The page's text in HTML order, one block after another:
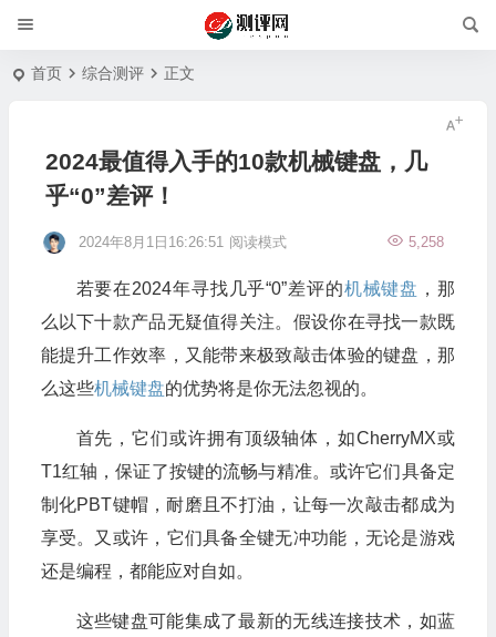
首页 综合测评 正文
2024最值得入手的10款机械键盘，几
乎“0”差评！
2024年8月1日16:26:51 5,258
阅读模式
若要在2024年寻找几乎“0”差评的机械键盘 ，那
么以下十款产品无疑值得关注。假设你在寻找一款既
能提升工作效率，又能带来极致敲击体验的键盘，那
么这些机械键盘的优势将是你无法忽视的。
首先，它们或许拥有顶级轴体，如CherryMX或
T1红轴，保证了按键的流畅与精准。或许它们具备定
制化PBT键帽，耐磨且不打油，让每一次敲击都成为
享受。又或许，它们具备全键无冲功能，无论是游戏
还是编程，都能应对自如。
这些键盘可能集成了最新的无线连接技术，如蓝